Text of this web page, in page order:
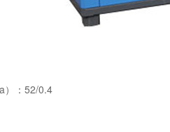
）：52/0.4